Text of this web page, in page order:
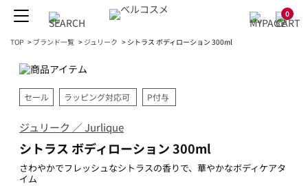
0
TOP > ブランド一覧 > ジュリーク > シトラス ボディローション 300ml
セール ラッピング対応可 P付与
ジュリーク ／ Jurlique
シトラス ボディローション 300ml
さわやかでフレッシュなシトラスの香りで、華やかなボディケアタ
イム